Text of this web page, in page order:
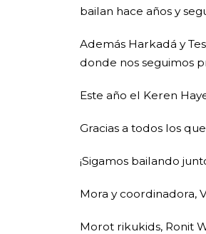
bailan hace años y
Además Harkadá y
donde nos seguimos
Este año el Keren
Gracias a todos los
¡Sigamos bailando
Mora y coordinadora,
Morot rikukids, Ronit